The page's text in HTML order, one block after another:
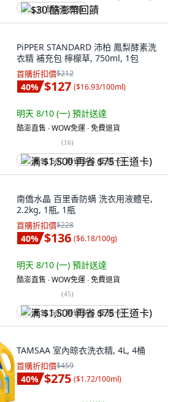
$30 酷澎幣回饋
PiPPER STANDARD 沛柏 鳳梨酵素洗
衣精 補充包 檸檬草, 750ml, 1包
首購折扣價$212
40% $127 ($16.93/100ml)
明天 8/10 (一) 預計送達
酷澎直售 ∙ WOW免運 ∙ 免費退貨
(16)
满 $1,500 再省 $75 (王道卡)
南僑水晶 百里香防螨 洗衣用液體皂,
2.2kg, 1瓶, 1瓶
首購折扣價$228
40% $136 ($6.18/100g)
明天 8/10 (一) 預計送達
酷澎直售 ∙ WOW免運 ∙ 免費退貨
(45)
满 $1,500 再省 $75 (王道卡)
TAMSAA 室內晾衣洗衣精, 4L, 4桶
首購折扣價$459
40% $275 ($1.72/100ml)